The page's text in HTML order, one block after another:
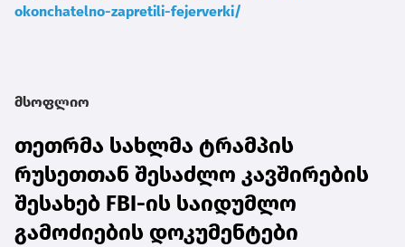
okonchatelno-zapretili-fejerverki/
მსოფლიო
თეთრმა სახლმა ტრამპის
რუსეთთან შესაძლო კავშირების
შესახებ FBI-ის საიდუმლო
გამოძიების დოკუმენტები